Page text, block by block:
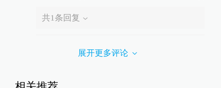
共1 条回复
展开更多评论